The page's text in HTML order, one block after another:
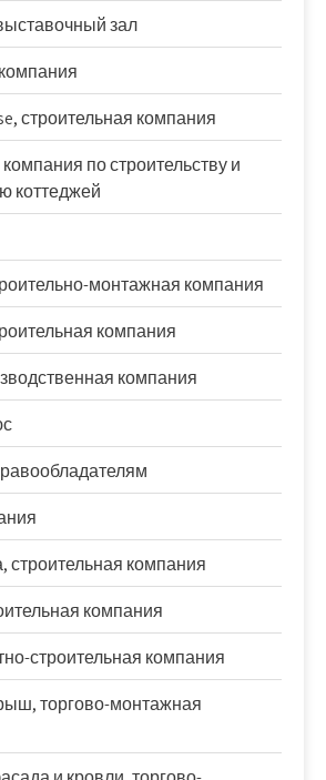
зал
строительная компания
по строительству и
коттеджей
монтажная компания
компания
компания
строительная компания
компания
строительная компания
торгово-монтажная